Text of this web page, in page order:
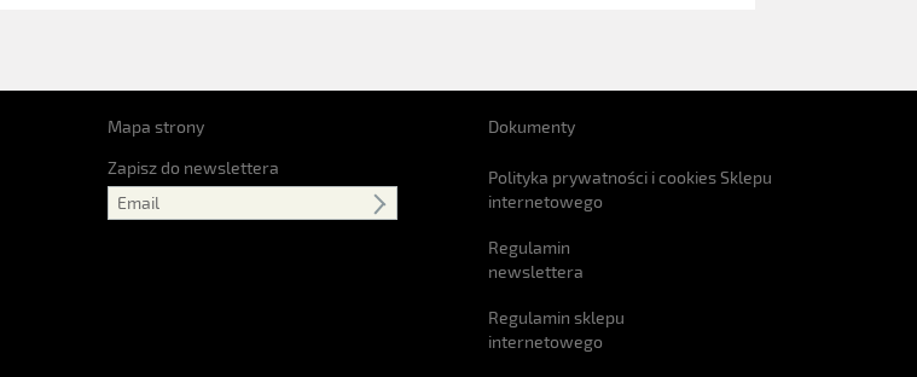
Mapa strony
Zapisz do newslettera
Dokumenty
Polityka prywatności i cookies Sklepu
internetowego
Regulamin
newslettera
Regulamin sklepu
internetowego